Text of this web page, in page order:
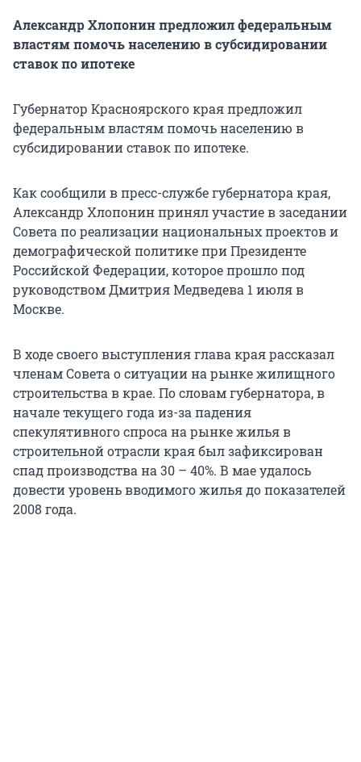
Александр Хлопонин предложил федеральным
властям помочь населению в субсидировании
ставок по ипотеке
Губернатор Красноярского края предложил
федеральным властям помочь населению в
субсидировании ставок по ипотеке.
Как сообщили в пресс-службе губернатора края,
Александр Хлопонин принял участие в заседании
Совета по реализации национальных проектов и
демографической политике при Президенте
Российской Федерации, которое прошло под
руководством Дмитрия Медведева 1 июля в
Москве.
В ходе своего выступления глава края рассказал
членам Совета о ситуации на рынке жилищного
строительства в крае. По словам губернатора, в
начале текущего года из-за падения
спекулятивного спроса на рынке жилья в
строительной отрасли края был зафиксирован
спад производства на 30 – 40%. В мае удалось
довести уровень вводимого жилья до показателей
2008 года.